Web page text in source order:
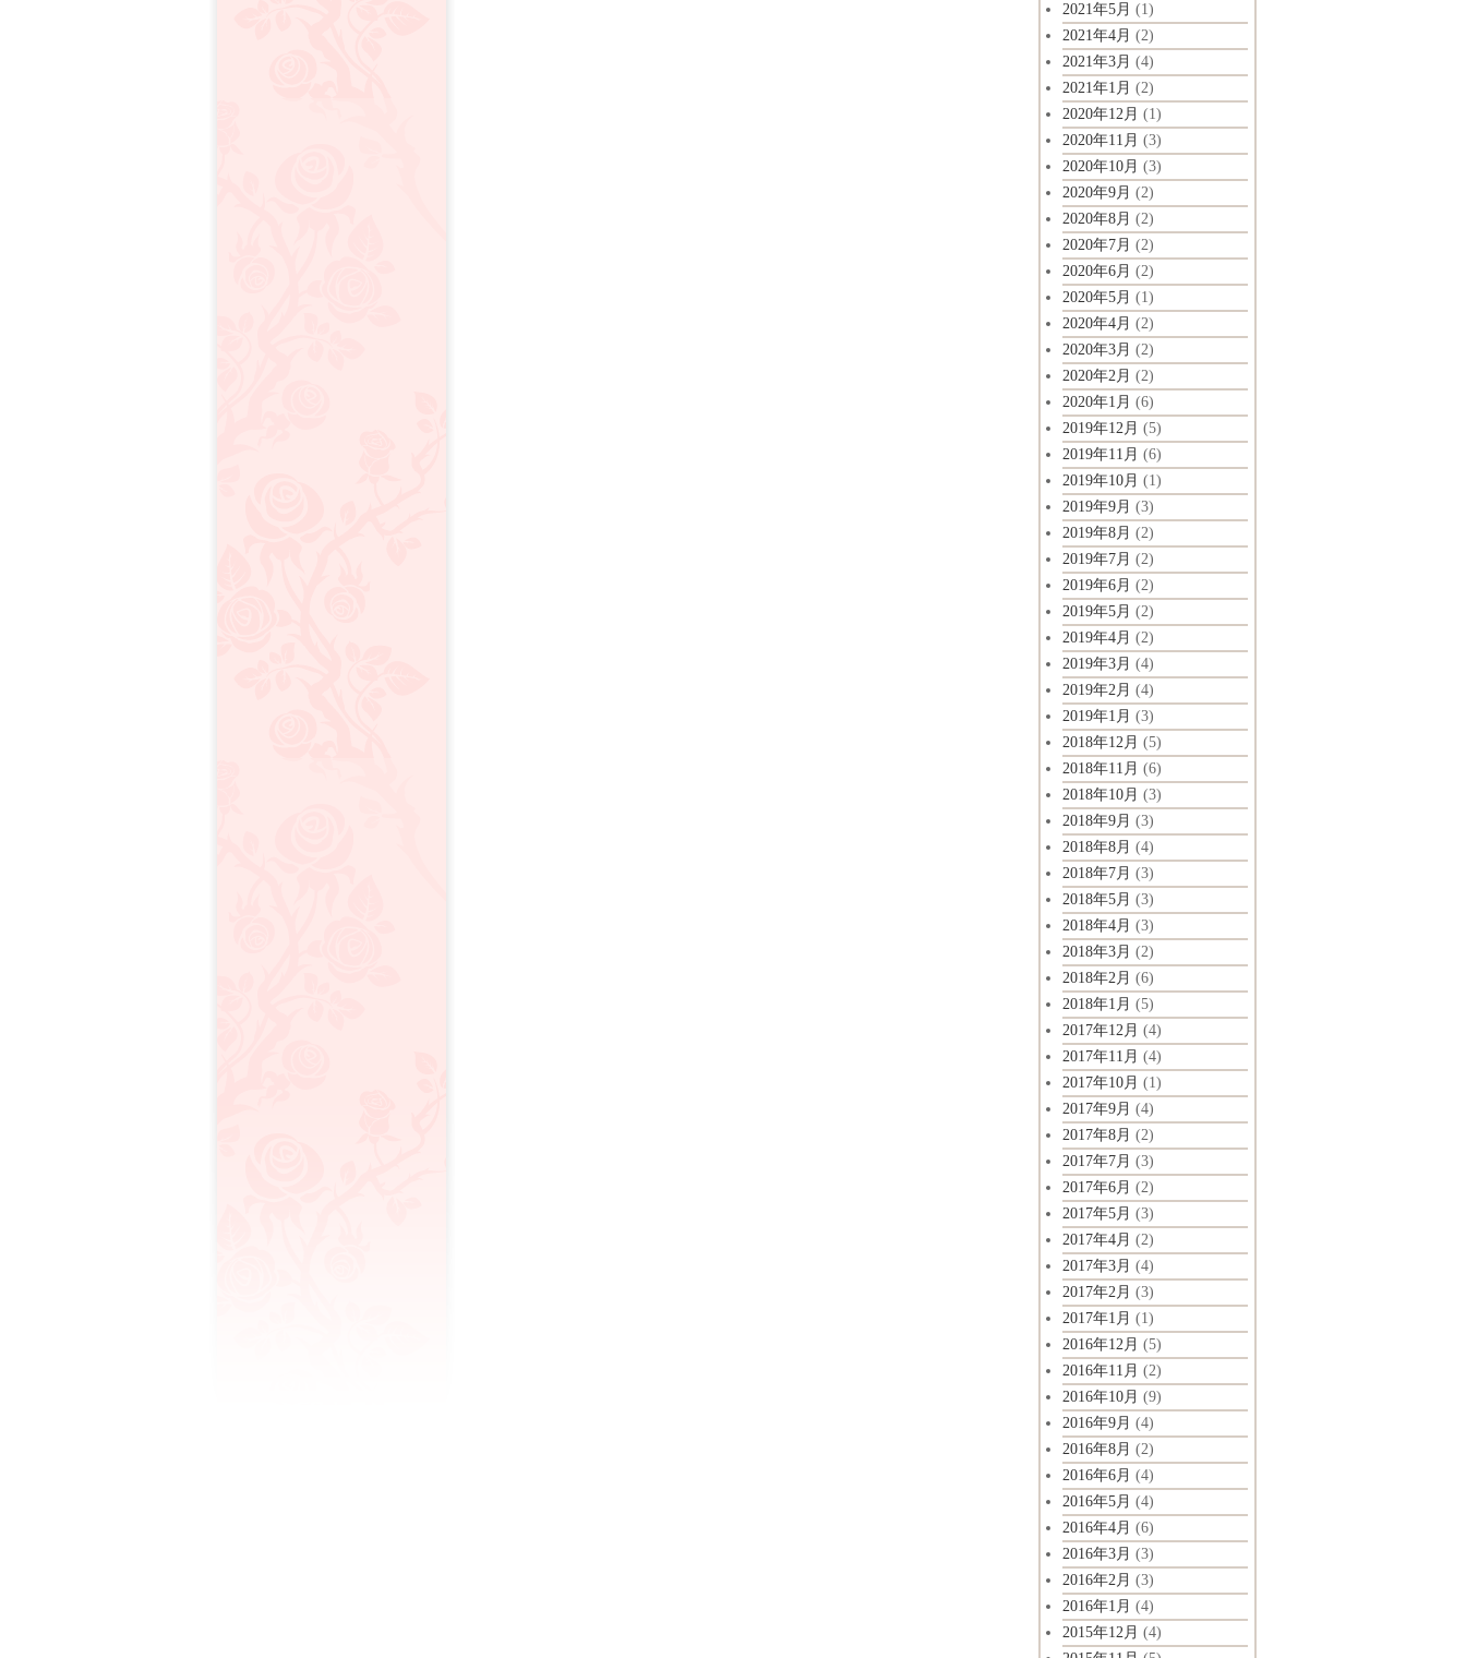
2021年5月 (1)
2021年4月 (2)
2021年3月 (4)
2021年1月 (2)
2020年12月 (1)
2020年11月 (3)
2020年10月 (3)
2020年9月 (2)
2020年8月 (2)
2020年7月 (2)
2020年6月 (2)
2020年5月 (1)
2020年4月 (2)
2020年3月 (2)
2020年2月 (2)
2020年1月 (6)
2019年12月 (5)
2019年11月 (6)
2019年10月 (1)
2019年9月 (3)
2019年8月 (2)
2019年7月 (2)
2019年6月 (2)
2019年5月 (2)
2019年4月 (2)
2019年3月 (4)
2019年2月 (4)
2019年1月 (3)
2018年12月 (5)
2018年11月 (6)
2018年10月 (3)
2018年9月 (3)
2018年8月 (4)
2018年7月 (3)
2018年5月 (3)
2018年4月 (3)
2018年3月 (2)
2018年2月 (6)
2018年1月 (5)
2017年12月 (4)
2017年11月 (4)
2017年10月 (1)
2017年9月 (4)
2017年8月 (2)
2017年7月 (3)
2017年6月 (2)
2017年5月 (3)
2017年4月 (2)
2017年3月 (4)
2017年2月 (3)
2017年1月 (1)
2016年12月 (5)
2016年11月 (2)
2016年10月 (9)
2016年9月 (4)
2016年8月 (2)
2016年6月 (4)
2016年5月 (4)
2016年4月 (6)
2016年3月 (3)
2016年2月 (3)
2016年1月 (4)
2015年12月 (4)